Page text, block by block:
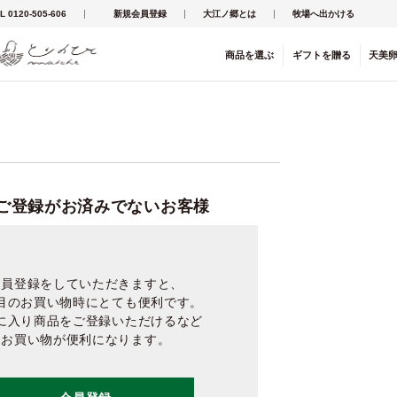
0120-505-606 新規会員登録 大江ノ郷とは 牧場へ出かける
商品を選ぶ ギフト を贈る 天美
登録がお済みでないお客様
登録をしていただきますと、
のお買い物時にとても便利です。
入り商品をご登録いただけるなど
お買い物が便利になります。